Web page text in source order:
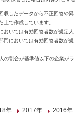
収したデータから不正回答や異
で作成しています。
いては有効回答者数が規定人
門においては有効回答者数が規
の割合が基準値以下の企業がラ
年 2017年
2016年